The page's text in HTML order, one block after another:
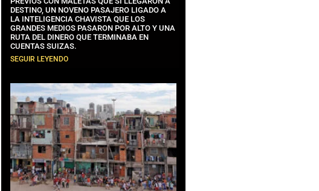
DESTINO, UN NOVENO PASAJERO LIGADO A
LA INTELIGENCIA CHAVISTA QUE LOS
GRANDES MEDIOS PASARON POR ALTO Y UNA
RUTA DEL DINERO QUE TERMINABA EN
CUENTAS SUIZAS.
SEGUIR LEYENDO